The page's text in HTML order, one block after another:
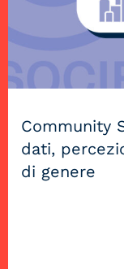
Community
dati,
di genere